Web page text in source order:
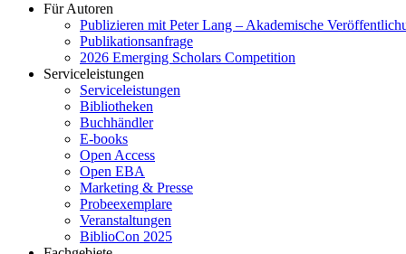
Für Autoren
Publizieren mit Peter Lang – Akademische
Publikationsanfrage
2026 Emerging Scholars Competition
Serviceleistungen
Serviceleistungen
Bibliotheken
Buchhändler
E-books
Open Access
Open EBA
Marketing & Presse
Probeexemplare
Veranstaltungen
BiblioCon 2025